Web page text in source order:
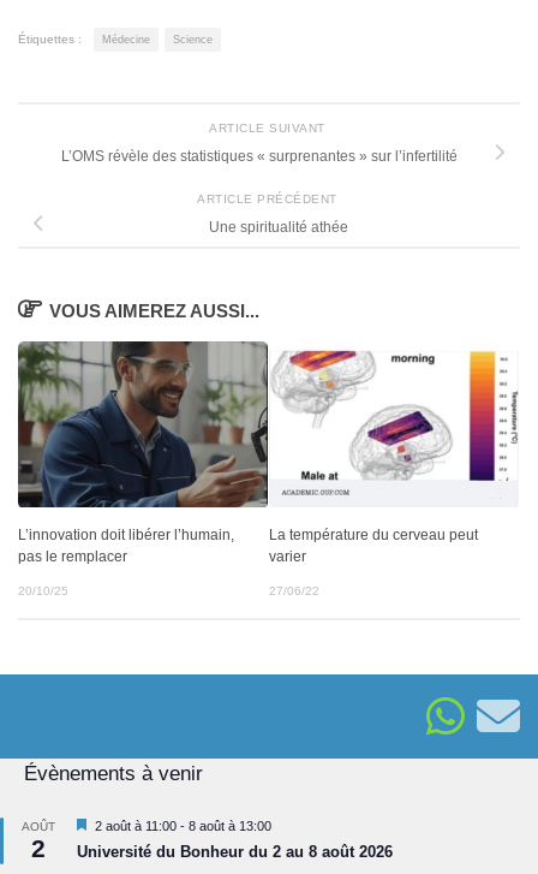
Étiquettes : Médecine Science
ARTICLE SUIVANT
L’OMS révèle des statistiques « surprenantes » sur l’infertilité
ARTICLE PRÉCÉDENT
Une spiritualité athée
VOUS AIMEREZ AUSSI...
L’innovation doit libérer l’humain,
pas le remplacer
20/10/25
La température du cerveau peut
varier
27/06/22
Évènements à venir
AOÛT
2
Mis
en
avant
2 août à 11:00 - 8 août à 13:00
Université du Bonheur du 2 au 8 août 2026